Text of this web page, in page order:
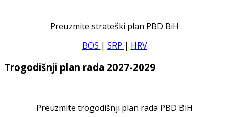
Preuzmite strateški plan PBD BiH
BOS | SRP | HRV
Trogodišnji plan rada 2027-2029
Preuzmite trogodišnji plan rada PBD BiH